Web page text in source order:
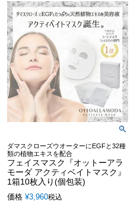
ダマスクローズウオーターにEGFと32種
類の植物エキスを配合
フェイスマスク『オットーアラ
モーダ アクティベイトマスク』
1箱10枚入り(個包装)
価格 ¥3,960税込